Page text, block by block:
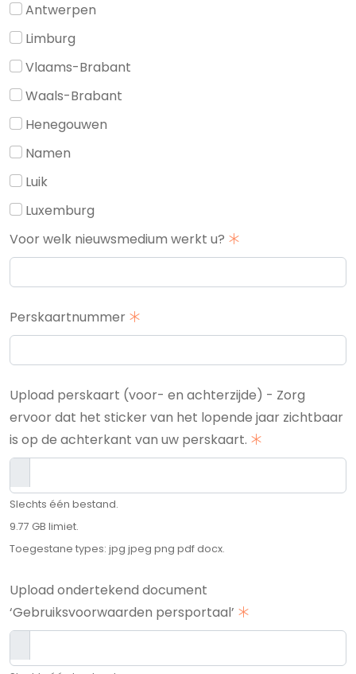
Antwerpen
Limburg
Vlaams-Brabant
Waals-Brabant
Henegouwen
Namen
Luik
Luxemburg
Voor welk nieuwsmedium werkt u?
Perskaartnummer
Upload perskaart (voor- en achterzijde) - Zorg
ervoor dat het sticker van het lopende jaar zichtbaar
is op de achterkant van uw perskaart.
Slechts één bestand.
9.77 GB limiet.
Toegestane types: jpg jpeg png pdf docx.
Upload ondertekend document
‘Gebruiksvoorwaarden persportaal’